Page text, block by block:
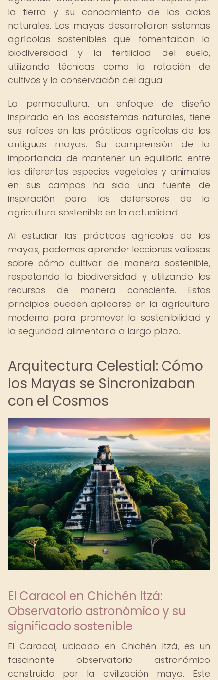
la tierra y su conocimiento de los ciclos
naturales. Los mayas desarrollaron sistemas
agrícolas sostenibles que fomentaban la
biodiversidad y la fertilidad del suelo,
utilizando técnicas como la rotación de
cultivos y la conservación del agua.
La permacultura, un enfoque de diseño
inspirado en los ecosistemas naturales, tiene
sus raíces en las prácticas agrícolas de los
antiguos mayas. Su comprensión de la
importancia de mantener un equilibrio entre
las diferentes especies vegetales y animales
en sus campos ha sido una fuente de
inspiración para los defensores de la
agricultura sostenible en la actualidad.
Al estudiar las prácticas agrícolas de los
mayas, podemos aprender lecciones valiosas
sobre cómo cultivar de manera sostenible,
respetando la biodiversidad y utilizando los
recursos de manera consciente. Estos
principios pueden aplicarse en la agricultura
moderna para promover la sostenibilidad y
la seguridad alimentaria a largo plazo.
Arquitectura Celestial: Cómo
los Mayas se Sincronizaban
con el Cosmos
El Caracol en Chichén Itzá:
Observatorio astronómico y su
significado sostenible
El Caracol, ubicado en Chichén Itzá, es un
fascinante observatorio astronómico
construido por la civilización maya. Este